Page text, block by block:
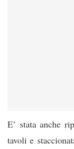
E’ stata anche
tavoli e